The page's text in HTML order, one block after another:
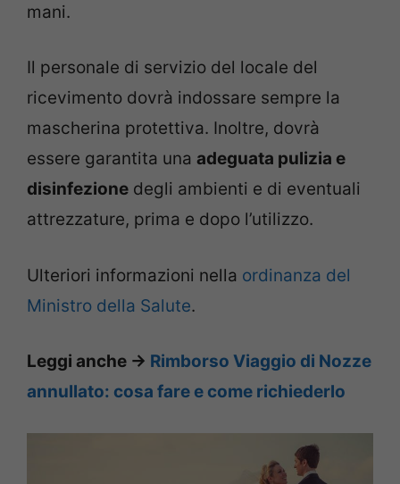
mani.
Il personale di servizio del locale del
ricevimento dovrà indossare sempre la
mascherina protettiva. Inoltre, dovrà
essere garantita una adeguata pulizia e
disinfezione degli ambienti e di eventuali
attrezzature, prima e dopo l’utilizzo.
Ulteriori informazioni nella ordinanza del
Ministro della Salute.
Leggi anche -> Rimborso Viaggio di Nozze
annullato: cosa fare e come richiederlo